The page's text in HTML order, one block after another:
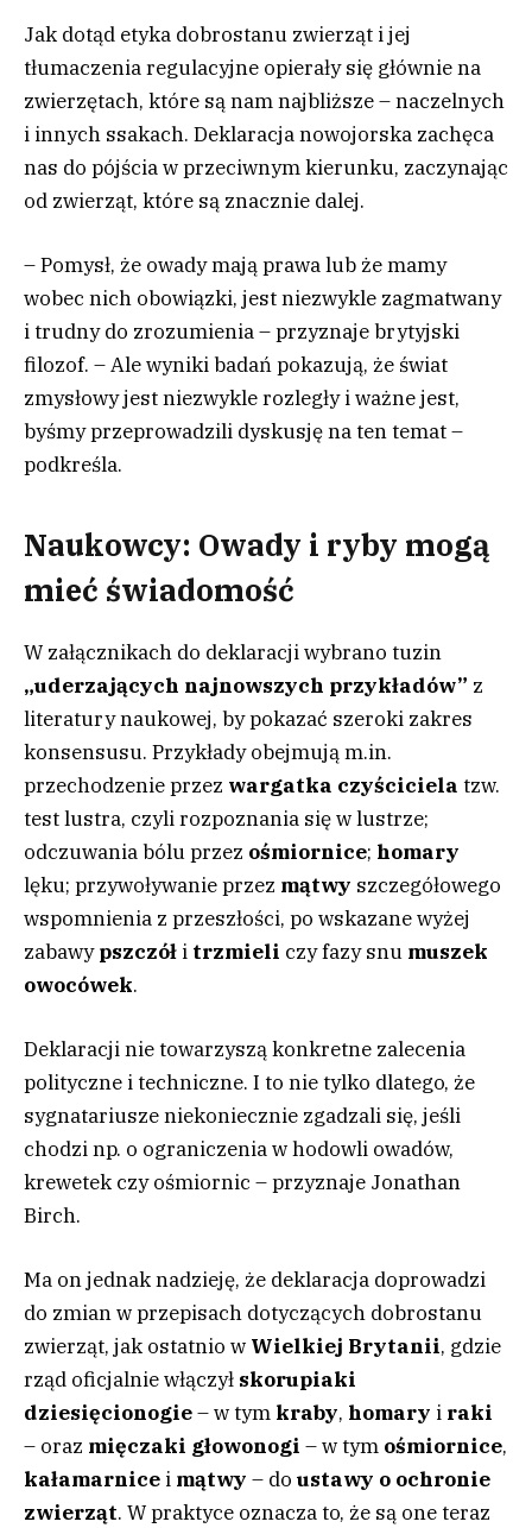
Jak dotąd etyka dobrostanu zwierząt i jej
tłumaczenia regulacyjne opierały się głównie na
zwierzętach, które są nam najbliższe – naczelnych
i innych ssakach. Deklaracja nowojorska zachęca
nas do pójścia w przeciwnym kierunku, zaczynając
od zwierząt, które są znacznie dalej.
– Pomysł, że owady mają prawa lub że mamy
wobec nich obowiązki, jest niezwykle zagmatwany
i trudny do zrozumienia – przyznaje brytyjski
filozof. – Ale wyniki badań pokazują, że świat
zmysłowy jest niezwykle rozległy i ważne jest,
byśmy przeprowadzili dyskusję na ten temat –
podkreśla.
Naukowcy: Owady i ryby mogą
mieć świadomość
W załącznikach do deklaracji wybrano tuzin
„uderzających najnowszych przykładów” z
literatury naukowej, by pokazać szeroki zakres
konsensusu. Przykłady obejmują m.in.
przechodzenie przez wargatka czyściciela tzw.
test lustra, czyli rozpoznania się w lustrze;
odczuwania bólu przez ośmiornice; homary
lęku; przywoływanie przez mątwy szczegółowego
wspomnienia z przeszłości, po wskazane wyżej
zabawypszczół i trzmieli czy fazy snu muszek
owocówek.
Deklaracji nie towarzyszą konkretne zalecenia
polityczne i techniczne. I to nie tylko dlatego, że
sygnatariusze niekoniecznie zgadzali się, jeśli
chodzi np. o ograniczenia w hodowli owadów,
krewetek czy ośmiornic – przyznaje Jonathan
Birch.
Ma on jednak nadzieję, że deklaracja doprowadzi
do zmian w przepisach dotyczących dobrostanu
zwierząt, jak ostatnio w Wielkiej Brytanii, gdzie
rząd oficjalnie włączył skorupiaki
dziesięcionogie– w tym kraby, homary i raki
– oraz mięczaki głowonogi – w tym ośmiornice,
kałamarnice i mątwy – do ustawy o ochronie
zwierząt. W praktyce oznacza to, że są one teraz